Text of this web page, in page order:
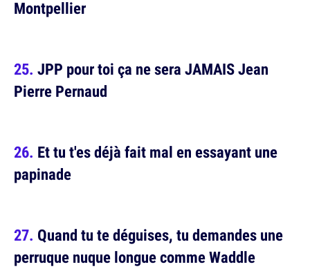
Montpellier
JPP pour toi ça ne sera JAMAIS Jean
Pierre Pernaud
Et tu t'es déjà fait mal en essayant une
papinade
Quand tu te déguises, tu demandes une
perruque nuque longue comme Waddle